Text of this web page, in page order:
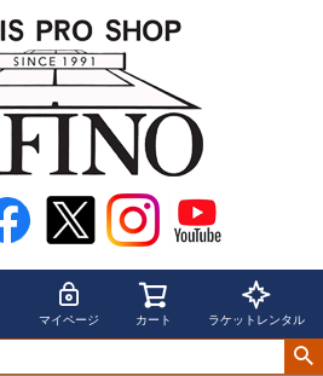
マイページ カート ラケットレンタル